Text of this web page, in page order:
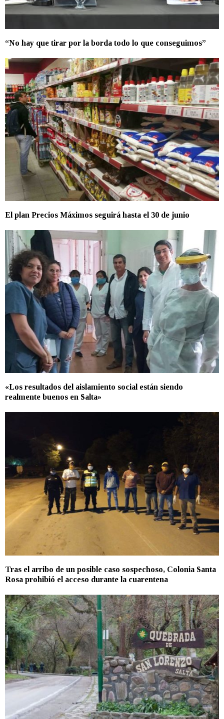
“No hay que tirar por la borda todo lo que conseguimos”
El plan Precios Máximos seguirá hasta el 30 de junio
«Los resultados del aislamiento social están siendo
realmente buenos en Salta»
Tras el arribo de un posible caso sospechoso, Colonia Santa
Rosa prohibió el acceso durante la cuarentena